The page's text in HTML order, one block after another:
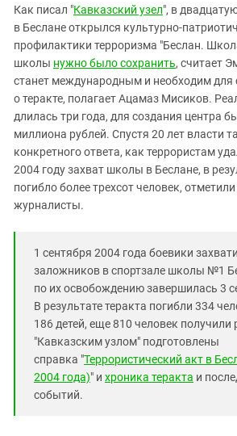
Южный Кавказ
ЮФО
Как писал "Кавказский узел", в
в Беслане открылся культурно-
профилактики терроризма "Беслан.
школы нужно было сохранить, считает
станет международным и необходим для
о теракте, полагает Ацамаз Мисиков.
длилась три года, для создания центра
миллиона рублей. Спустя 20 лет власти
конкретного ответа, как террористам
2004 году захват школы в Беслане, в
погибло более трехсот человек,
журналисты.
1 сентября 2004 года боевики
заложников в спортзале школы №1
по их освобождению завершилась 3
В результате теракта погибли 334
186 детей, еще 810 человек получили
"Кавказским узлом" подготовлены
справка "Террористический акт в
2004 года)" и хроника теракта и
событий.